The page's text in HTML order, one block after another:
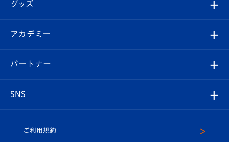
チケット
イベント
メディア
ホームタウン
スタッフプロフィール
マスコット紹介
Revive Team
ヴィヴィくんの長崎おもてなしガイド
フォトギャラリー
スタジアムグルメ
V-LOVERS（ファンクラブ）
プレイヤーズスイート
グッズ
オンラインショップ
店舗情報
アカデミー
育成からのお知らせ
U-18
パートナー
SNS
ご利用規約